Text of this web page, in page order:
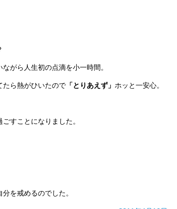
がら人生初の点滴を小一時間。
たら熱がひいたので 「とりあえず」 ホッと一安心。
すことになりました。
を戒めるのでした。